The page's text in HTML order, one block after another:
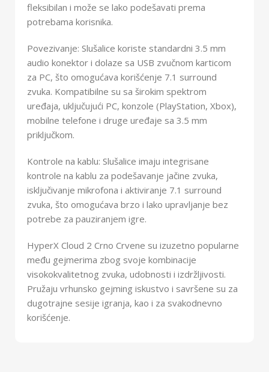
fleksibilan i može se lako podešavati prema
potrebama korisnika.
Povezivanje: Slušalice koriste standardni 3.5 mm
audio konektor i dolaze sa USB zvučnom karticom
za PC, što omogućava korišćenje 7.1 surround
zvuka. Kompatibilne su sa širokim spektrom
uređaja, uključujući PC, konzole (PlayStation, Xbox),
mobilne telefone i druge uređaje sa 3.5 mm
priključkom.
Kontrole na kablu: Slušalice imaju integrisane
kontrole na kablu za podešavanje jačine zvuka,
isključivanje mikrofona i aktiviranje 7.1 surround
zvuka, što omogućava brzo i lako upravljanje bez
potrebe za pauziranjem igre.
HyperX Cloud 2 Crno Crvene su izuzetno popularne
među gejmerima zbog svoje kombinacije
visokokvalitetnog zvuka, udobnosti i izdržljivosti.
Pružaju vrhunsko gejming iskustvo i savršene su za
dugotrajne sesije igranja, kao i za svakodnevno
korišćenje.